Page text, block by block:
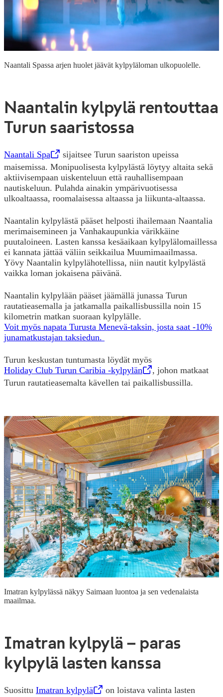
Naantali Spassa arjen huolet jäävät kylpyläloman ulkopuolelle.
Naantalin kylpylä rentouttaa
Turun saaristossa
Naantali Spa
,Opens in a new tabsijaitsee Turun saariston upeissa
maisemissa. Monipuolisesta kylpylästä löytyy altaita sekä
aktiivisempaan uiskenteluun että rauhallisempaan
nautiskeluun. Pulahda ainakin ympärivuotisessa
ulkoaltaassa, roomalaisessa altaassa ja liikunta-altaassa.
Naantalin kylpylästä pääset helposti ihailemaan Naantalia
merimaisemineen ja Vanhakaupunkia värikkäine
puutaloineen. Lasten kanssa kesäaikaan kylpylälomaillessa
ei kannata jättää väliin seikkailua Muumimaailmassa.
Yövy Naantalin kylpylähotellissa, niin nautit kylpylästä
vaikka loman jokaisena päivänä.
Naantalin kylpylään pääset jäämällä junassa Turun
rautatieasemalla ja jatkamalla paikallisbussilla noin 15
kilometrin matkan suoraan kylpylälle.
Voit myös napata Turusta Menevä-taksin, josta saat -10%
junamatkustajan taksiedun.
Turun keskustan tuntumasta löydät myös
Holiday Club Turun Caribia -kylpylän
,Opens in a new tab
, johon matkaat
Turun rautatieasemalta kävellen tai paikallisbussilla.
Imatran kylpylässä näkyy Saimaan luontoa ja sen vedenalaista
maailmaa.
Imatran kylpylä – paras
kylpylä lasten kanssa
Suosittu Imatran kylpylä
,Opens in a new tab on loistava valinta lasten